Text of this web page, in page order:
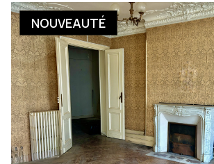
NOUVEAUTÉ